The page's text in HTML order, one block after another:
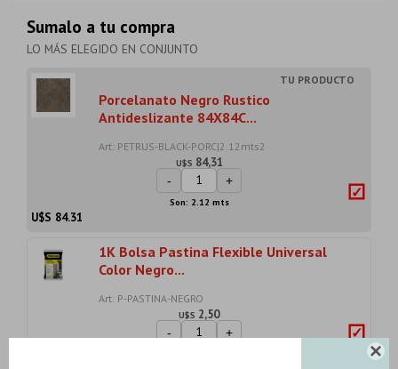

Sumalo a tu compra
LO MÁS ELEGIDO EN CONJUNTO
Porcelanato Negro Rustico
Antideslizante 84X84C...
Art: PETRUS-BLACK-PORC|2.12mts2
U$S 84,31
- +
Son: 2.12 mts
U$S 84.31
1K Bolsa Pastina Flexible Universal
Color Negro...
Art: P-PASTINA-NEGRO
U$S 2,50
- +